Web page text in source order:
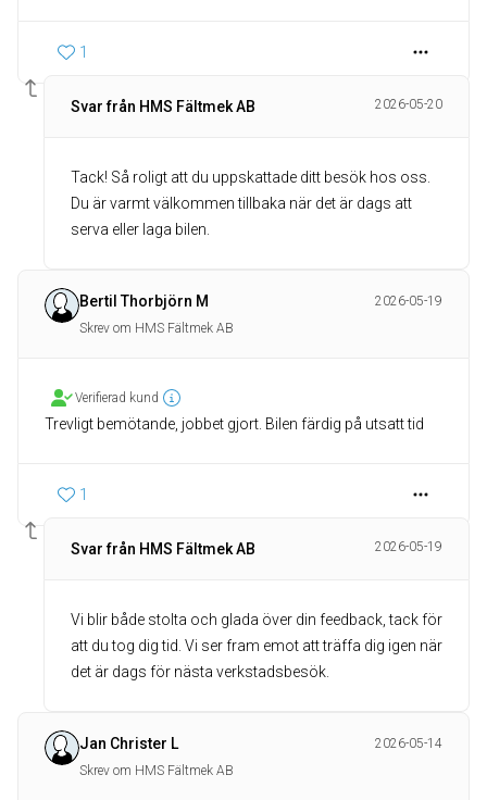
1
Svar från HMS Fältmek AB 2026-05-20
Tack! Så roligt att du uppskattade ditt besök hos oss.
Du är varmt välkommen tillbaka när det är dags att
serva eller laga bilen.
Bertil Thorbjörn M
2026-05-19
Skrev om HMS Fältmek AB
Verifierad kund
Trevligt bemötande, jobbet gjort. Bilen färdig på utsatt tid
1
Svar från HMS Fältmek AB 2026-05-19
Vi blir både stolta och glada över din feedback, tack för
att du tog dig tid. Vi ser fram emot att träffa dig igen när
det är dags för nästa verkstadsbesök.
Jan Christer L
2026-05-14
Skrev om HMS Fältmek AB